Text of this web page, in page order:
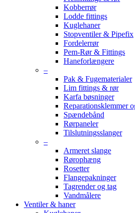
Kobberrør
Lodde fittings
Kuglehaner
Stopventiler & Pipefix
Fordelerrør
Pem-Rør & Fittings
Haneforlængere
–
Pak & Fugematerialer
Lim fittings & rør
Karfa bøsninger
Reparationsklemmer
Spændebånd
Rørpaneler
Tilslutningsslanger
–
Armeret slange
Rørophæng
Rosetter
Flangepakninger
Tagrender og tag
Vandmålere
Ventiler & haner